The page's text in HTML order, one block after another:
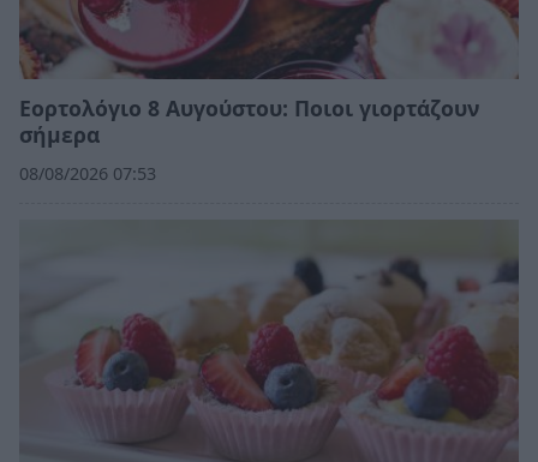
Εορτολόγιο 8 Αυγούστου: Ποιοι γιορτάζουν
σήμερα
08/08/2026 07:53